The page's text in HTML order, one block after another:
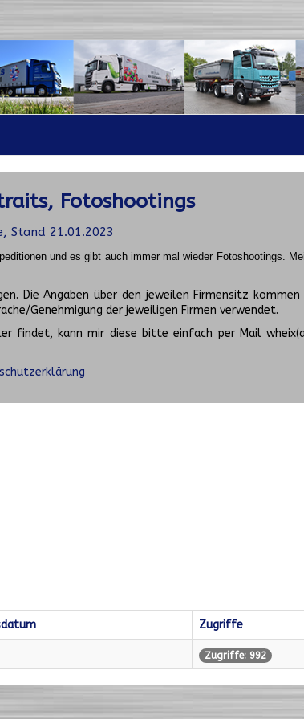
Fotoshootings
Stand 21.01.2023
und es gibt auch immer mal wieder Fotoshootings.
Die Angaben über den jeweilen Firmensitz
Genehmigung der jeweiligen Firmen verwendet.
findet, kann mir diese bitte einfach per Mail
Zugriffe
Zugriffe: 992